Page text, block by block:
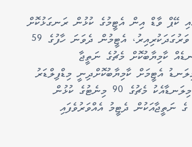
ކޭޕް ވާޑް އިން އެޓީމުގެ ކުޅުން ރަނގަޅުކޮށް
އެޓޭކުތައް އިތުރަށް ވަރުގަދަކުރިއިރު، އެޓީމުން ދެވަނަ ހާފުގެ 59
ކާމިޔާބުކޮށް މެޗުގެ ނަތީޖާ
އެޓީމަށް ކާމިޔާބުކޮށްދިނީ މިޑްފިލްޑަރު
ޑެރޮއީ ޑުއާޓޭ އެވެ. މިލަނޑާއެކު މެޗުގެ 90 މިނެޓުގެ ކުޅުން
ނިމިގެންދިޔައީ 1-1 ގެ ނަތީޖާއަކުން ދެޓީމު އެއްވަރުވެފައި